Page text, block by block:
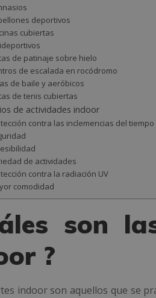
deportivos
cubiertas
de patinaje sobre hielo
de escalada en rocódromo
de baile y aeróbicos
de tenis cubiertas
de actividades indoor
contra las inclemencias del tiempo
de actividades
contra la radiación UV
comodidad
son
?
indoor son aquellos que se